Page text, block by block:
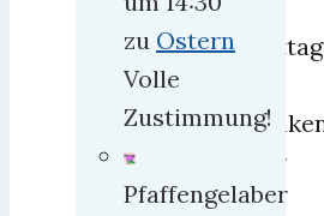
Welttag
oder
der
zu Ostern
Volle
Zustimmung!
Pfaffengelaber